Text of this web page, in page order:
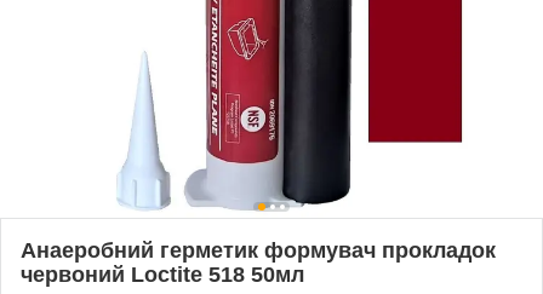
Анаеробний герметик формувач прокладок
червоний Loctite 518 50мл